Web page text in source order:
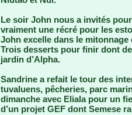
Le soir John nous a invités
vraiment une récré pour les
John excelle dans le
Trois desserts pour finir dont
jardin d’Alpha.
Sandrine a refait le tour des
tuvaluens, pêcheries, parc
dimanche avec Eliala pour un
d’un projet GEF dont Semese